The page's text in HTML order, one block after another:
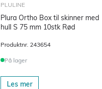
PLULINE
Plura Ortho Box til skinner med
hull S 75 mm 10stk Rød
Produktnr. 243654
På lager
Les mer